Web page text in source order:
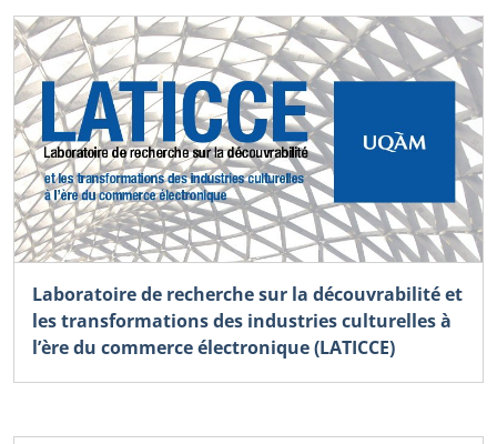
Laboratoire de recherche sur la découvrabilité et
les transformations des industries culturelles à
l’ère du commerce électronique (LATICCE)